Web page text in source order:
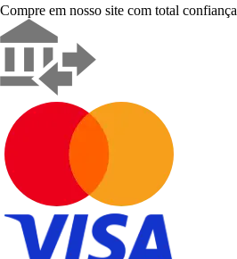
Compre em nosso site com total confiança